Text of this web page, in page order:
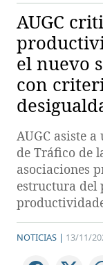
AUGC
el nuevo
con
AUGC asiste
de Tráfico de
asociaciones
estructura del
NOTICIAS | 13/11/